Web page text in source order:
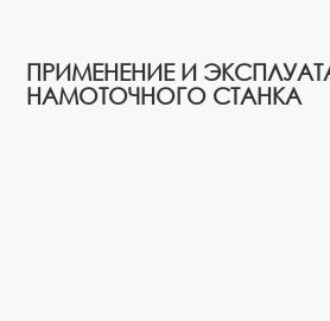
ПРИМЕНЕНИЕ И
НАМОТОЧНОГО СТАНКА